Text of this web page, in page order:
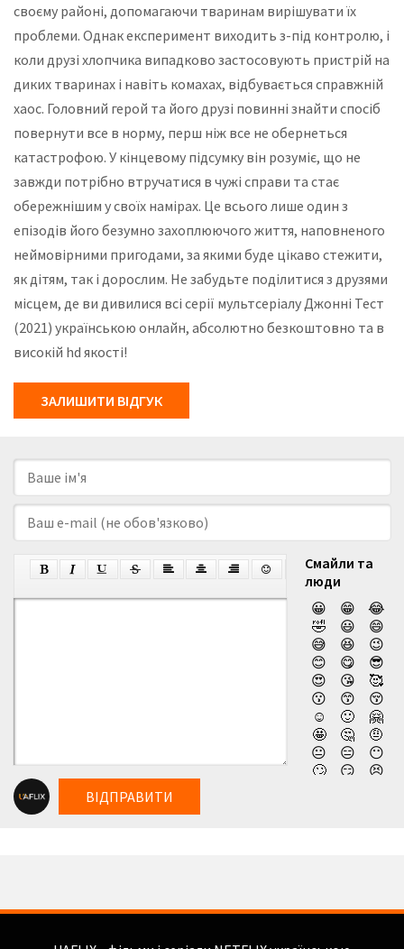
своєму районі, допомагаючи тваринам вирішувати їх
проблеми. Однак експеримент виходить з-під контролю, і
коли друзі хлопчика випадково застосовують пристрій на
диких тваринах і навіть комахах, відбувається справжній
хаос. Головний герой та його друзі повинні знайти спосіб
повернути все в норму, перш ніж все не обернеться
катастрофою. У кінцевому підсумку він розуміє, що не
завжди потрібно втручатися в чужі справи та стає
обережнішим у своїх намірах. Це всього лише один з
епізодів його безумно захоплюючого життя, наповненого
неймовірними пригодами, за якими буде цікаво стежити,
як дітям, так і дорослим. Не забудьте поділитися з друзями
місцем, де ви дивилися всі серії мультсеріалу Джонні Тест
(2021) українською онлайн, абсолютно безкоштовно та в
високій hd якості!
ЗАЛИШИТИ ВІДГУК
Смайли та
люди
😀
😁
😂
🤣
😃
😄
😅
😆
😉
😊
😋
😎
😍
😘
🥰
😗
😙
😚
☺️
🙂
🤗
🤩
🤔
🤨
😐
😑
😶
🙄
😏
😣
😖
😞
😟
ВІДПРАВИТИ